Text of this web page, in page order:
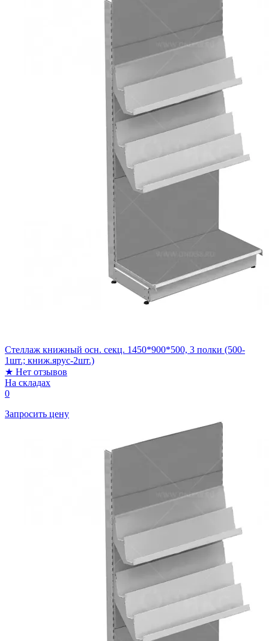
Стеллаж книжный осн. секц. 1450*900*500, 3 полки (500-
1шт.; книж.ярус-2шт.)
★ Нет отзывов
На складах
0
Запросить цену